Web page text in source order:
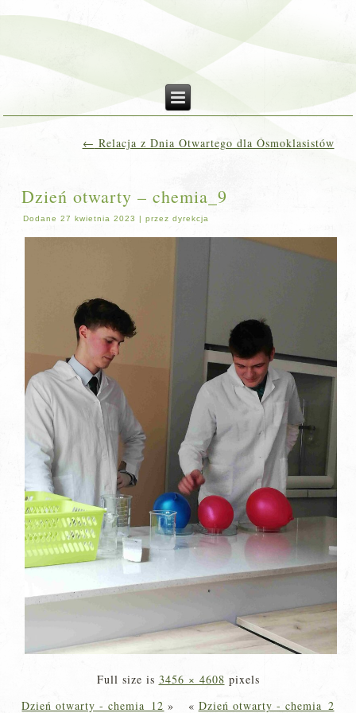
← Relacja z Dnia Otwartego dla Ósmoklasistów
Dzień otwarty – chemia_9
Dodane 27 kwietnia 2023 |przez dyrekcja
Full size is 3456 × 4608 pixels
Dzień otwarty - chemia_12 » « Dzień otwarty - chemia_2